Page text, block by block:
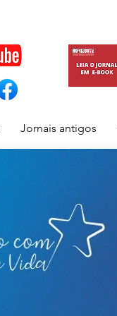
Jornais antigos